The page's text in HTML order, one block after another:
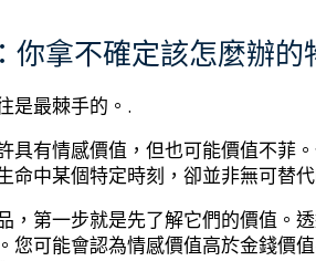
你拿不確定該怎麼辦的
是最棘手的。.
具有情感價值，但也可能價值不菲
命中某個特定時刻，卻並非無可替
，第一步就是先了解它們的價值。
您可能會認為情感價值高於金錢